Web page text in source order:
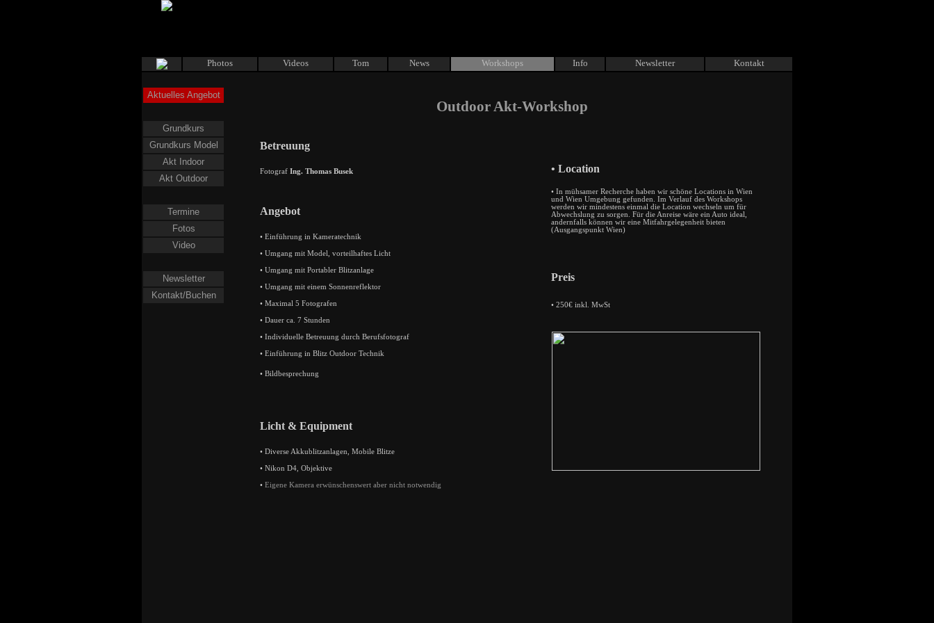
Photos Videos Tom News Workshops Info Newsletter Kontakt
Aktuelles Angebot
Grundkurs
Grundkurs Model
Akt Indoor
Akt Outdoor
Termine
Fotos
Video
Newsletter
Kontakt/Buchen
Outdoor Akt-Workshop
Betreuung
Fotograf Ing. Thomas Busek
Angebot
• Einführung in Kameratechnik
• Umgang mit Model, vorteilhaftes Licht
• Umgang mit Portabler Blitzanlage
• Umgang mit einem Sonnenreflektor
• Maximal 5 Fotografen
• Dauer ca. 7 Stunden
• Individuelle Betreuung durch Berufsfotograf
• Einführung in Blitz Outdoor Technik
• Bildbesprechung
Licht & Equipment
• Diverse Akkublitzanlagen, Mobile Blitze
• Nikon D4, Objektive
• Eigene Kamera erwünschenswert aber nicht notwendig
• Location
• In mühsamer Recherche haben wir schöne Locations in Wien
und Wien Umgebung gefunden. Im Verlauf des Workshops
werden wir mindestens einmal die Location wechseln um für
Abwechslung zu sorgen. Für die Anreise wäre ein Auto ideal,
andernfalls können wir eine Mitfahrgelegenheit bieten
(Ausgangspunkt Wien)
Preis
• 250€ inkl. MwSt